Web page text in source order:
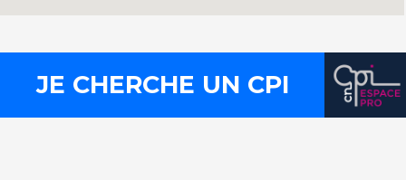
JE CHERCHE UN CPI